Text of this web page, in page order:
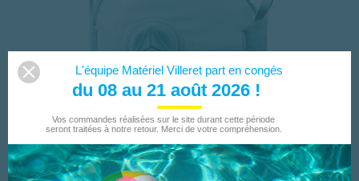
MASQUE POUSS PLIA + SOUPAPE (LOT DE 10)
L'équipe Matériel Villeret part en congés
du 08 au 21 août 2026 !
Vos commandes réalisées sur le site durant cette période
seront traitées à notre retour. Merci de votre compréhension.